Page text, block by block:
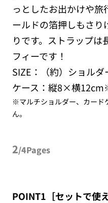
っとしたお出かけや
ールドの箔押しもさ
りです。ストラップは
フィーです！
SIZE：（約）ショル
ケース：縦8×横
※マルチショルダー、カード
ん。
2/4Pages
POINT1［セットで使え